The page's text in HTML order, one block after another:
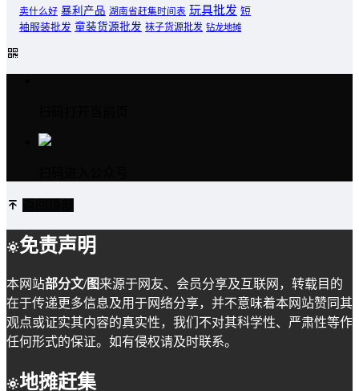
卖什么好 暴利产品 湖南省赶集时间表 玩具批发 短
袖服装批发 童装货源批发 袜子货源批发 钻龙地摊
免责声明
本网站部分文/图来源于网友、会员分享及互联网，转载目的
在于传递更多信息及用于网络分享，并不意味着本网站赞同其
观点或证实其内容的真实性，我们不对其科学性、严肃性等作
任何形式的保证。如有侵权请及时联系。
地摊赶集